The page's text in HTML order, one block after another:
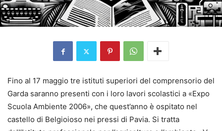
Fino al 17 maggio tre istituti superiori del comprensorio del
Garda saranno presenti con i loro lavori scolastici a «Expo
Scuola Ambiente 2006», che quest’anno è ospitato nel
castello di Belgioioso nei pressi di Pavia. Si tratta